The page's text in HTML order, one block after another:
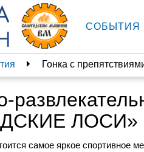
СОБЫТИЯ
Гонка с
ЛОСИ»
самое яркое спортивное